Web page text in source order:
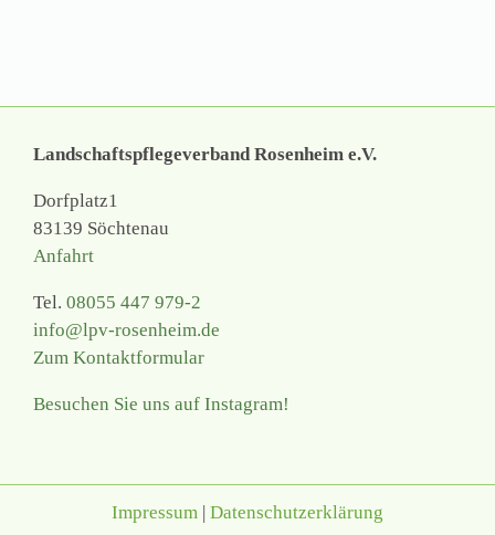
Landschaftspflegeverband Rosenheim e.V.
Dorfplatz1
83139 Söchtenau
Anfahrt
Tel. 08055 447 979-2
info@lpv-rosenheim.de
Zum Kontaktformular
Besuchen Sie uns auf Instagram!
Impressum | Datenschutzerklärung